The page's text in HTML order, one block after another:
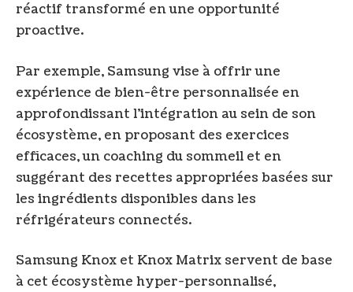
réactif transformé en une opportunité
proactive.
Par exemple, Samsung vise à offrir une
expérience de bien-être personnalisée en
approfondissant l’intégration au sein de son
écosystème, en proposant des exercices
efficaces, un coaching du sommeil et en
suggérant des recettes appropriées basées sur
les ingrédients disponibles dans les
réfrigérateurs connectés.
Samsung Knox et Knox Matrix servent de base
à cet écosystème hyper-personnalisé,